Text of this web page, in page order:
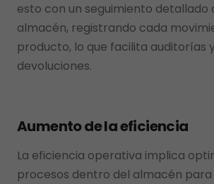
esto con un seguimiento detallado
almacén, registrando cada
producto, lo que facilita auditorías
devoluciones.
Aumento de la eficiencia
La eficiencia operativa implica
procesos dentro del almacén para